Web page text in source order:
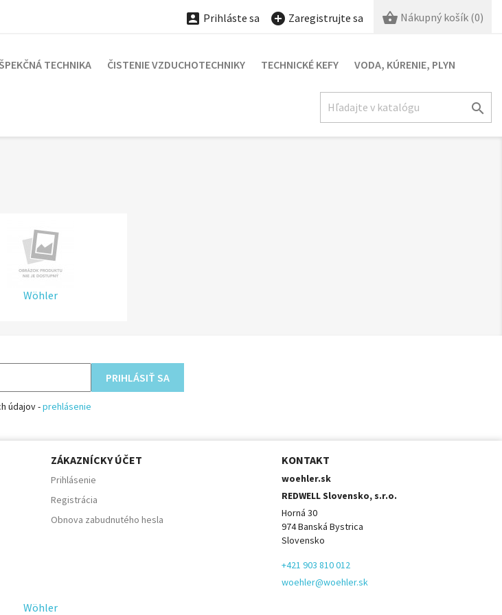
 Prihláste sa  Zaregistrujte sa  Nákupný košík (0)
TECHNIKA ČISTENIE VZDUCHOTECHNIKY TECHNICKÉ KEFY VODA, KÚRENIE, PLYN

Wöhler
údajov -prehlásenie
ZÁKAZNÍCKY ÚČET
Prihlásenie
Registrácia
Obnova zabudnutého hesla
KONTAKT
woehler.sk
REDWELL Slovensko, s.r.o.
Horná 30
974 Banská Bystrica
Slovensko
+421 903 810 012
woehler@woehler.sk
Wöhler